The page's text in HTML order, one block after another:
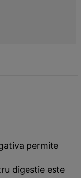
permite
digestie este